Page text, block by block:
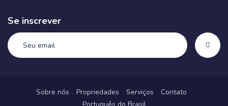
Se inscrever
Sobre nós Propriedades Serviços
Contato
Português do Brasil